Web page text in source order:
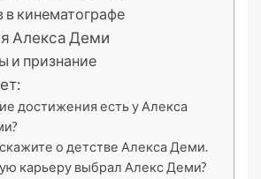
кинематографе
Алекса Деми
и признание
достижения есть у Алекса
о детстве Алекса Деми.
карьеру выбрал Алекс Деми?